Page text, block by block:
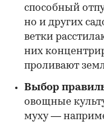
способный
но и других
ветки
них
проливают
Выбор
овощные
муху —